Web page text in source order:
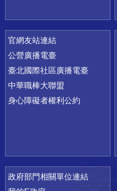
官網友站連結
公營廣播電臺
臺北國際社區廣播電臺
中華職棒大聯盟
身心障礙者權利公約
政府部門相關單位連結